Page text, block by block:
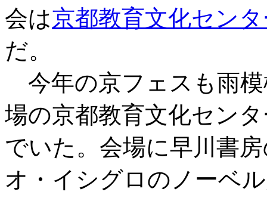
会は京都教育文化セン
だ。
今年の京フェスも雨模
場の京都教育文化セン
でいた。会場に早川書
オ・イシグロのノーベ